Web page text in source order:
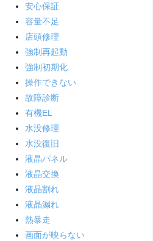
安心保証
容量不足
店頭修理
強制再起動
強制初期化
操作できない
故障診断
有機EL
水没修理
水没復旧
液晶パネル
液晶交換
液晶割れ
液晶漏れ
熱暴走
画面が映らない